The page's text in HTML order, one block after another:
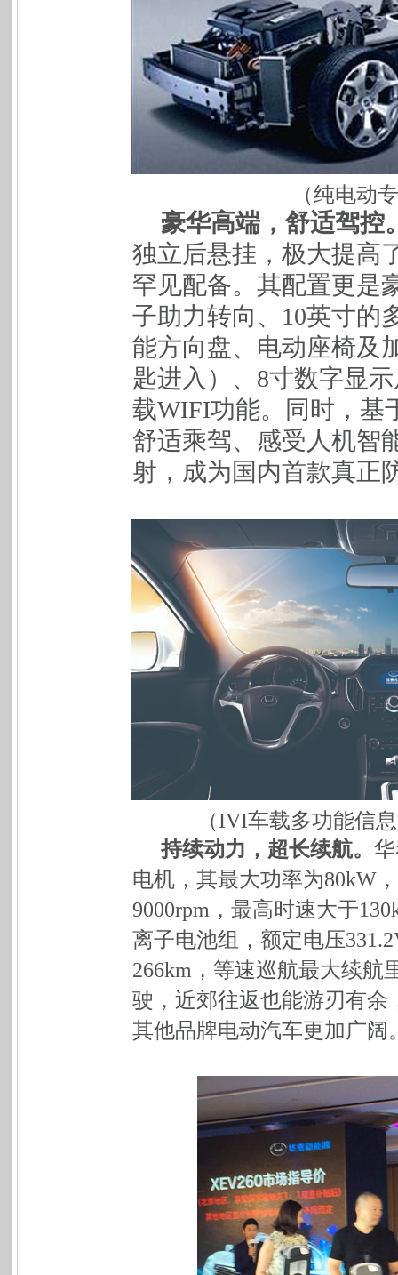
（纯电动
豪华高端，舒适驾控
独立后悬挂，极大提高
罕见配备。其配置更是
子助力转向、10英寸的
能方向盘、电动座椅及
匙进入）、8寸数字显
载WIFI功能。同时，基
舒适乘驾、感受人机智
射，成为国内首款真正
（IVI车载多功能信
持续动力，超长续航。
电机，其最大功率为80kW
9000rpm，最高时速大于
离子电池组，额定电压
266km，等速巡航最大续航
驶，近郊往返也能游刃有余
其他品牌电动汽车更加广阔